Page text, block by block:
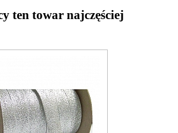
ten towar najczęściej